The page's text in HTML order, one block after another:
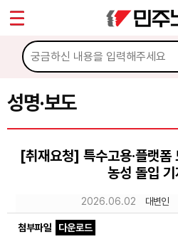
성명·보도
[취재요청] 특수고용·플랫폼
농성 돌입
2026.06.02 대변인
첨부파일
다운로드
마이페이지
소개
소식
공지사항
성명·보도
노동상담
Sketchbook5,
Sketchbook5,